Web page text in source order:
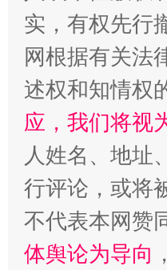
招工难、用工荒
实，有权先行
网根据有关法
述权和知情权
应，我们将视
人姓名、地址
行评论，或将
不代表本网赞
体舆论为导向